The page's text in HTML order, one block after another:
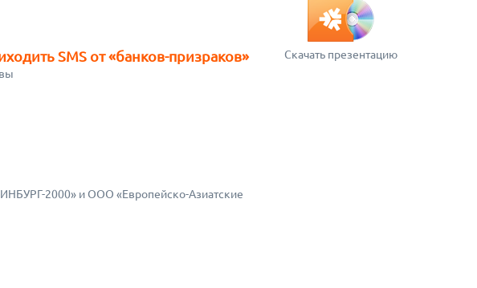
Скачать презентацию
SMS от «банков-призраков»
2000» и ООО «Европейско-Азиатские